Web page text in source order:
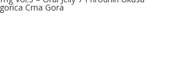
Crna Gora